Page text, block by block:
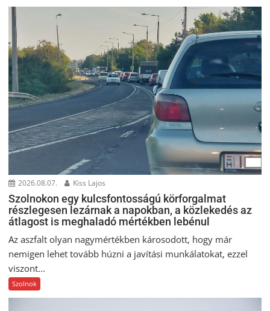
2026.08.07. Kiss Lajos
Szolnokon egy kulcsfontosságú körforgalmat
részlegesen lezárnak a napokban, a közlekedés az
átlagost is meghaladó mértékben lebénul
Az aszfalt olyan nagymértékben károsodott, hogy már
nemigen lehet tovább húzni a javítási munkálatokat, ezzel
viszont...
Szolnok